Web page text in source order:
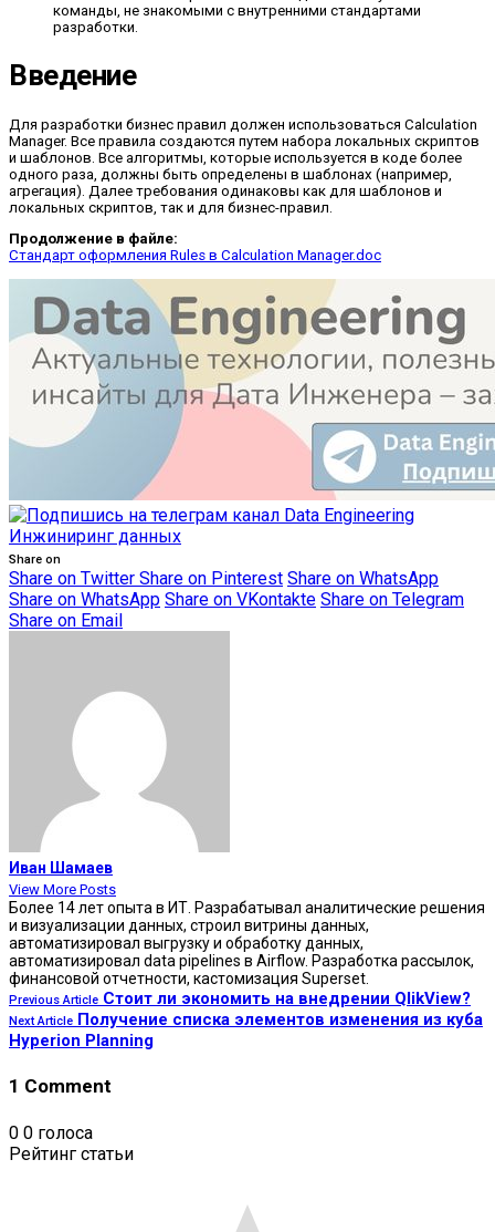
команды, не знакомыми с внутренними стандартами
разработки.
Введение
Для разработки бизнес правил должен использоваться Calculation
Manager. Все правила создаются путем набора локальных скриптов
и шаблонов. Все алгоритмы, которые используется в коде более
одного раза, должны быть определены в шаблонах (например,
агрегация). Далее требования одинаковы как для шаблонов и
локальных скриптов, так и для бизнес-правил.
Продолжение в файле:
Стандарт оформления Rules в Calculation Manager.doc
Share on
Share on Twitter Share on Pinterest Share on WhatsApp
Share on WhatsApp Share on VKontakte Share on Telegram
Share on Email
Иван Шамаев
View More Posts
Более 14 лет опыта в ИТ. Разрабатывал аналитические решения
и визуализации данных, строил витрины данных,
автоматизировал выгрузку и обработку данных,
автоматизировал data pipelines в Airflow. Разработка рассылок,
финансовой отчетности, кастомизация Superset.
Previous Article Стоит ли экономить на внедрении QlikView?
Next Article Получение списка элементов изменения из куба
Hyperion Planning
1 Comment
0 0 голоса
Рейтинг статьи